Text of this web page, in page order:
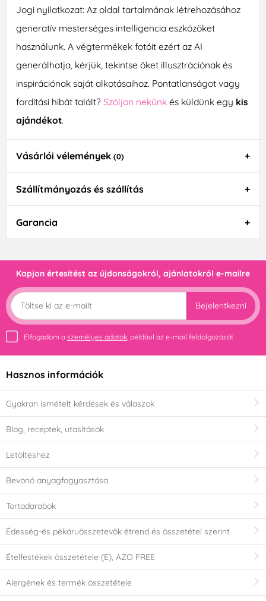
Jogi nyilatkozat: Az oldal tartalmának létrehozásához
generatív mesterséges intelligencia eszközöket
használunk. A végtermékek fotóit ezért az AI
generálhatja, kérjük, tekintse őket illusztrációnak és
inspirációnak saját alkotásaihoz. Pontatlanságot vagy
fordítási hibát talált? Szóljon nekünkés küldünk egy kis
ajándékot.
Vásárlói vélemények (0)
Szállítmányozás és szállítás
Garancia
Kapjon értesítést az újdonságokról, ajánlatokról e-mailre
Bejelentkezni
Elfogadom a személyes adatok , például az e-mail feldolgozását
Hasznos információk
Gyakran ismételt kérdések és válaszok
Blog, receptek, utasítások
Letöltéshez
Bevonó anyagfogyasztása
Tortadarabok
Édesség-és pékáruösszetevők étrend és összetétel szerint
Ételfestékek összetétele (E), AZO FREE
Alergének és termék összetétele